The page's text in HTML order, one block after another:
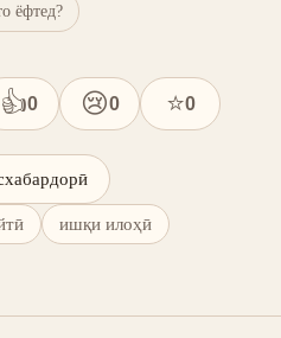
ёфтед?
👍0 😢0 ⭐0
ишқи илоҳӣ